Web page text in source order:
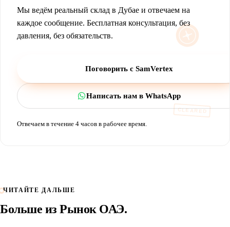
CLEARED
Мы ведём реальный склад в Дубае и отвечаем на
каждое сообщение. Бесплатная консультация, без
давления, без обязательств.
Поговорить с SamVertex
Написать нам в WhatsApp
Отвечаем в течение 4 часов в рабочее время.
ЧИТАЙТЕ ДАЛЬШЕ
Больше изРынок ОАЭ.